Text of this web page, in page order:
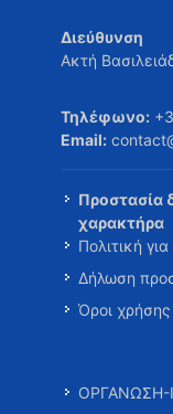
Διεύθυνση
Ακτή
Τηλέφωνο:
Email:
Προστασία
χαρακτήρα
Πολιτική
Δήλωση
Όροι χρήσης
ΟΡΓΑΝΩΣΗ-